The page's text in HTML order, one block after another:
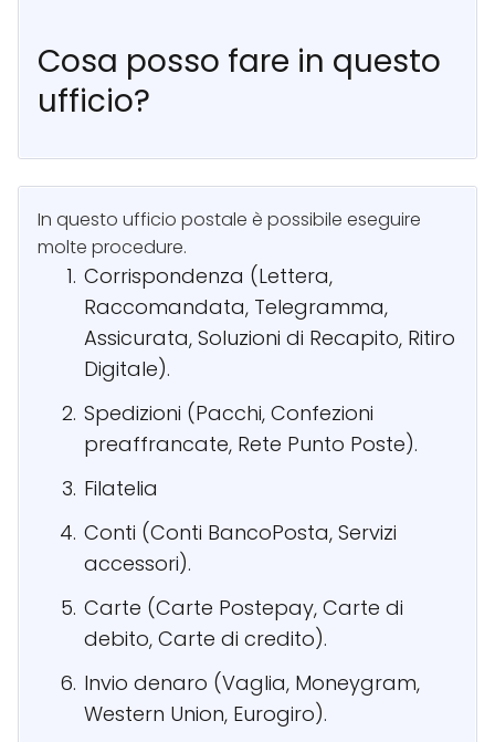
Cosa posso fare in questo
ufficio?
In questo ufficio postale è possibile eseguire
molte procedure.
Corrispondenza (Lettera,
Raccomandata, Telegramma,
Assicurata, Soluzioni di Recapito, Ritiro
Digitale).
Spedizioni (Pacchi, Confezioni
preaffrancate, Rete Punto Poste).
Filatelia
Conti (Conti BancoPosta, Servizi
accessori).
Carte (Carte Postepay, Carte di
debito, Carte di credito).
Invio denaro (Vaglia, Moneygram,
Western Union, Eurogiro).